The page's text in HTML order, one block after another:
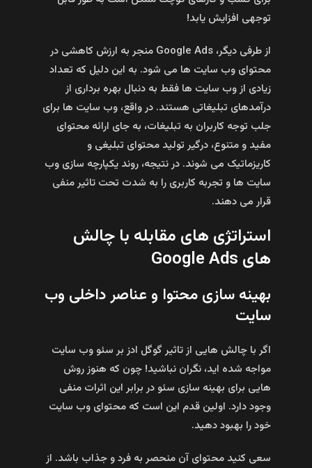
توجهی افزایش یابد!
از طرفی دیگر، Google Ads منجر به ارزش کاهشی در
محتوای وب سایت‌ ها می‌ شود. به این دلیل که تعداد
زیادی از وب سایت‌ ها فقط به دنبال بهره‌ برداری از
درآمدهای تبلیغاتی هستند. در واقع، وب سایت‌ ها برای
جلب توجه کاربران به تبلیغات، به جای ارائه محتوای
مفید و متنوع، درگیر تولید محتوای تبلیغی و
کاریزماتیک می‌ شوند. در نتیجه، روند یکپارچه‌ سازی وب
سایت‌ ها و تجربه کاربری را به شدت تحت تاثیر منفی
قرار می‌ دهند.
استراتژی‌ های مقابله با چالش‌
های Google Ads
بهینه‌ سازی محتوا و عناصر داخلی وب
سایت
اگر با چالش‌ هایی از تاثیر گوگل ادز بر سئو وب سایت
مواجه شده‌ اید، نگران نباشید! چون که هنوز روش‌
هایی برای بهینه‌ سازی سئو در برابر این اثرات منفی
وجود دارد. اولین قدم این است که محتوای وب سایت
خود را بهبود دهید.
سعی کنید محتوای آن منحصر به فرد و جذاب باشد. از